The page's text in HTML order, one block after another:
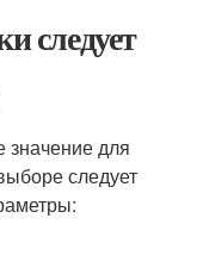
следует
значение для
следует